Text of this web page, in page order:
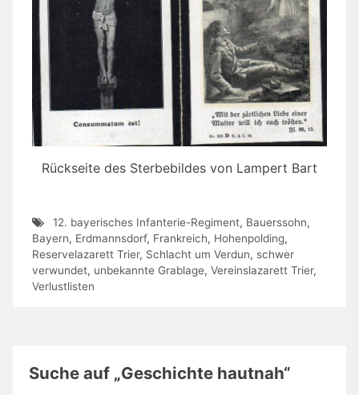
Rückseite des Sterbebildes von Lampert Bart
12. bayerisches Infanterie-Regiment, Bauerssohn,
Bayern, Erdmannsdorf, Frankreich, Hohenpolding,
Reservelazarett Trier, Schlacht um Verdun, schwer
verwundet, unbekannte Grablage, Vereinslazarett Trier,
Verlustlisten
Suche auf „Geschichte hautnah“